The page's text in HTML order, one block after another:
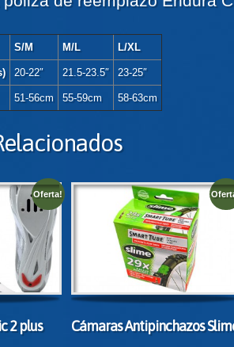
S/M M/L L/XL
20-22″ 21.5-23.5″ 23-25″
51-56cm 55-59cm 58-63cm
Oferta!
2 plus Cámaras Antipinchazos